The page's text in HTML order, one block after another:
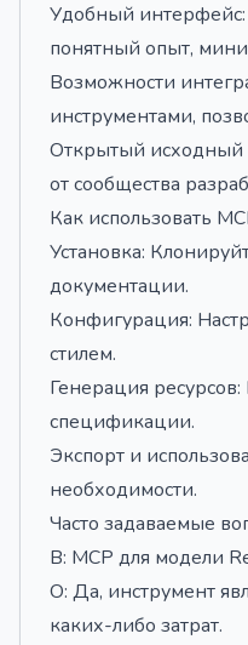
Удобный интерфейс:
понятный опыт,
Возможности
инструментами,
Открытый исходный
от сообщества
Как использовать
Установка:
документации.
Конфигурация:
стилем.
Генерация
спецификации.
Экспорт и
необходимости.
Часто задаваемые
В: MCP для модели
О: Да, инструмент
каких-либо затрат.